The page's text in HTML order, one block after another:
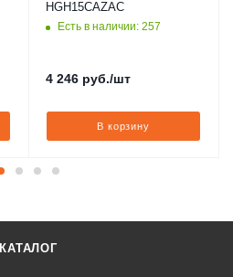
HGH15CAZAC
Есть в наличии: 257
4 246 руб./шт
В корзину
КАТАЛОГ